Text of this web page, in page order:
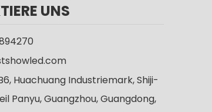
UNS
Huachuang Industriemark, Shiji-
Panyu, Guangzhou, Guangdong,